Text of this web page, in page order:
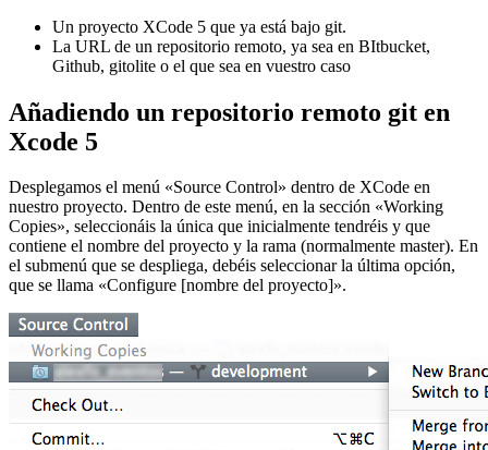
Un proyecto XCode 5 que ya está bajo git.
La URL de un repositorio remoto, ya sea en BItbucket,
Github, gitolite o el que sea en vuestro caso
Añadiendo un repositorio remoto git en
Xcode 5
Desplegamos el menú «Source Control» dentro de XCode en
nuestro proyecto. Dentro de este menú, en la sección «Working
Copies», seleccionáis la única que inicialmente tendréis y que
contiene el nombre del proyecto y la rama (normalmente master). En
el submenú que se despliega, debéis seleccionar la última opción,
que se llama «Configure [nombre del proyecto]».